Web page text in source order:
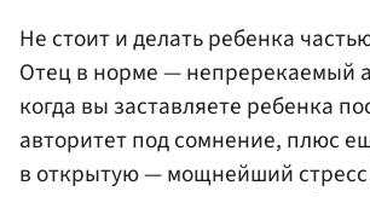
Не стоит и делать ребенка
Отец в норме — непререкаемый
когда вы заставляете ребенка
авторитет под сомнение, плюс
в открытую — мощнейший